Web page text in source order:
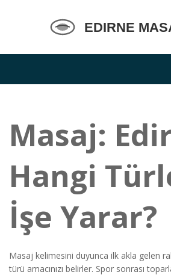
Masaj:
Hangi
İşe Yarar?
Masaj kelimesini duyunca ilk akla gelen
türü amacınızı belirler. Spor sonrası